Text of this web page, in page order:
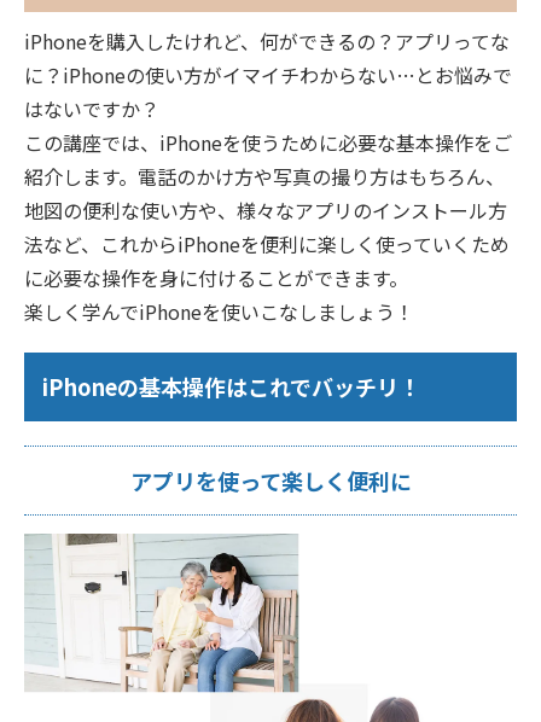
iPhoneを購入したけれど、何ができるの？アプリってな
に？iPhoneの使い方がイマイチわからない…とお悩みで
はないですか？
この講座では、iPhoneを使うために必要な基本操作をご
紹介します。電話のかけ方や写真の撮り方はもちろん、
地図の便利な使い方や、様々なアプリのインストール方
法など、これからiPhoneを便利に楽しく使っていくため
に必要な操作を身に付けることができます。
楽しく学んでiPhoneを使いこなしましょう！
iPhoneの基本操作はこれでバッチリ！
アプリを使って楽しく便利に